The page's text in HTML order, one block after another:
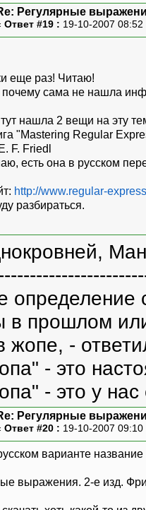
Регулярные
Ответ #19 : 19-10-2007
еще раз! Читаю!
сама не нашла
нашла 2 вещи на эту
"Mastering Regular
F. Friedl
есть она в русском
http://www.regular-
разбираться.
в прошлом
-
- это
- это у
Регулярные
Ответ #20 : 19-10-2007
варианте название
выражения. 2-е изд.